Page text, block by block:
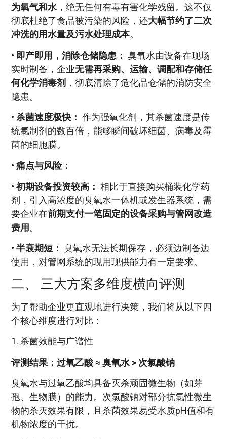
为氧气和水，绝无任何有毒有害化学残留。这不仅
彻底杜绝了食品被污染的风险，还大幅节约了二次
冲洗的用水量及污水处理成本。
• 即产即用，消除仓储隐患： 臭氧水由设备在现场
实时制备，企业无需再采购、运输、调配和存储任
何化学消毒剂 ，彻底清除了危化品仓储的消防安全
隐患。
• 杀菌速度极快： 作为强氧化剂，其杀菌速度是传
统氯制剂的数百倍，能够瞬间破坏细菌、病毒及霉
菌的细胞膜。
• 痛点与风险：
• 初期设备投资较高： 相比于直接购买桶装化学药
剂，引入高浓度的臭氧水一体机或发生器系统，需
要企业在前期支付一笔固定的设备采购与管网改造
费用 。
• 半衰期短： 臭氧水无法长期保存，必须边制备边
使用，对管网系统的现用现供能力有一定要求。
二、 三大方案多维度横向评测
为了帮助企业更直观地进行决策，我们将从以下四
个核心维度进行对比：
1. 杀菌效能与广谱性
评测结果：过氧乙酸 ≈ 臭氧水 > 次氯酸钠
臭氧水与过氧乙酸均具备灭杀顽固微生物（如芽
孢、生物膜）的能力。次氯酸钠对部分抗氯性微生
物的杀灭效果有限，且杀菌效果易受水质pH值和有
机物浓度的干扰。